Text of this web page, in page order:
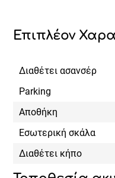
Επιπλέον
Διαθέτει ασανσέρ
Parking
Αποθήκη
Εσωτερική σκάλα
Διαθέτει κήπο